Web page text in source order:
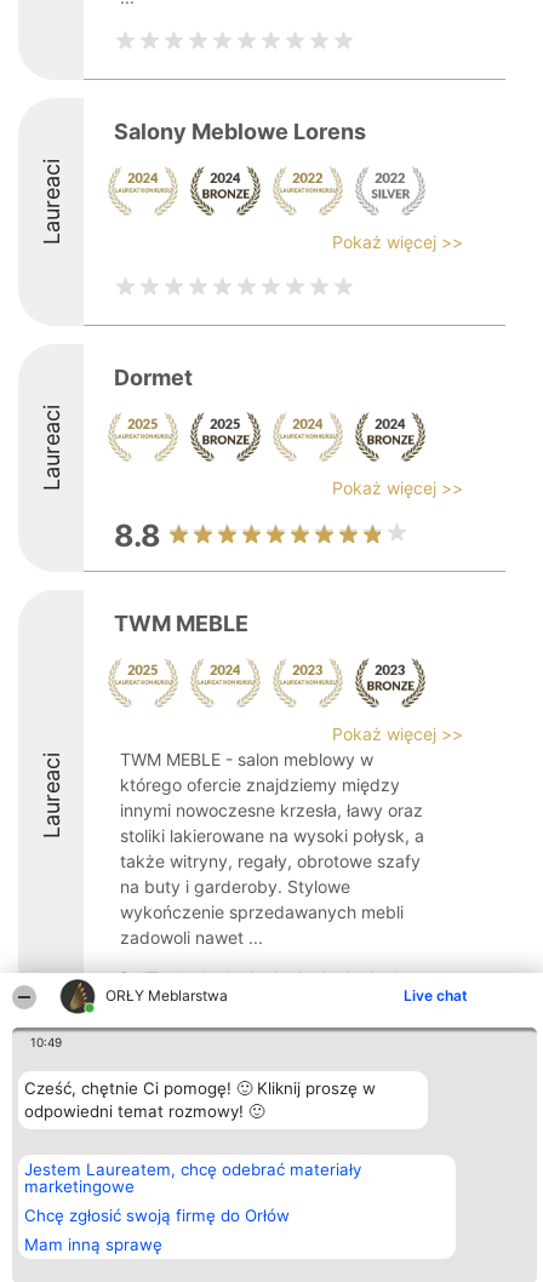
ORŁY Meblarstwa Live chat
10:49
Cześć, chętnie Ci pomogę! 🙂 Kliknij proszę w
odpowiedni temat rozmowy! 🙂
Jestem Laureatem, chcę odebrać materiały
marketingowe
Chcę zgłosić swoją firmę do Orłów
Mam inną sprawę
Laureaci
Salony Meblowe Lorens
Pokaż więcej >>
Laureaci
Dormet
Pokaż więcej >>
8.8
Laureaci
TWM MEBLE
Pokaż więcej >>
TWM MEBLE - salon meblowy w
którego ofercie znajdziemy między
innymi nowoczesne krzesła, ławy oraz
stoliki lakierowane na wysoki połysk, a
także witryny, regały, obrotowe szafy
na buty i garderoby. Stylowe
wykończenie sprzedawanych mebli
zadowoli nawet ...
8.5
Organizator plebiscytu
Bright Side Solutions sp. z o.
o. sp. k.
ul. Ruska 22
KRS 0000749100 | Regon
381313360 | NIP 8943132676
+48 508 492 400
Plebiscyt
Laureaci
Lista
wszystkich
Zasady
Regulamin
Prywatności
Kontakt
Kontakt